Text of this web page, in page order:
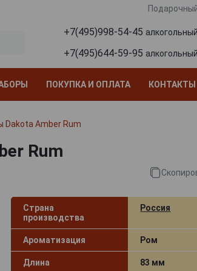
+7(495)998-54-45
+7(495)644-59-95
ПОКУПКА И ОПЛАТА КОНТАКТЫ
Dakota Amber Rum
Rum
Страна
производства
Россия
Ароматизация Ром
Длина 83 мм